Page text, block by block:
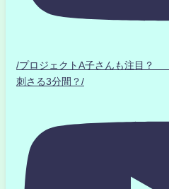
/プロジェクトA子さんも注目？
刺さる3分間？/